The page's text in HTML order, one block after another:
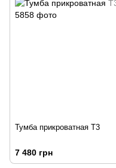
Тумба прикроватная Т3
7 480 грн